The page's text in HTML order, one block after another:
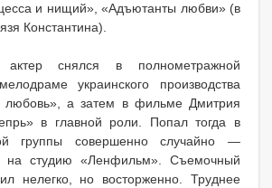
и нищий», «Адъютанты любви» (в
Константина).
снялся в полнометражной
украинского производства
любовь», а затем в фильме Дмитрия
в главной роли. Попал тогда в
группы совершенно случайно —
на студию «Ленфильм». Съемочный
нелегко, но восторженно. Труднее